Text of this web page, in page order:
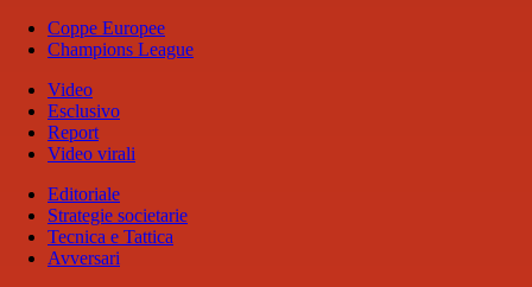
Coppe Europee
Champions League
Video
Esclusivo
Report
Video virali
Editoriale
Strategie societarie
Tecnica e Tattica
Avversari